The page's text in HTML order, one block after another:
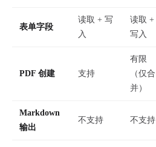
表单字段
读取 + 写
入
读取 +
写入
PDF 创建 支持
有限
（仅合
并）
Markdown
输出
不支持 不支持